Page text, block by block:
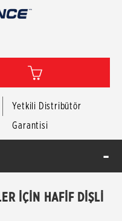
Yetkili Distribütör
Garantisi
İÇİN HAFİF DİŞLİ